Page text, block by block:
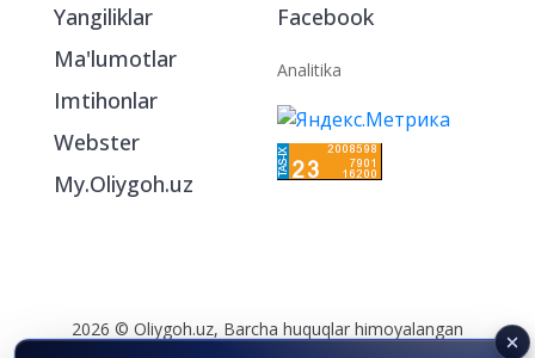
Yangiliklar
Ma'lumotlar
Imtihonlar
Webster
My.Oliygoh.uz
Facebook
Analitika
2026 © Oliygoh.uz, Barcha huquqlar himoyalangan